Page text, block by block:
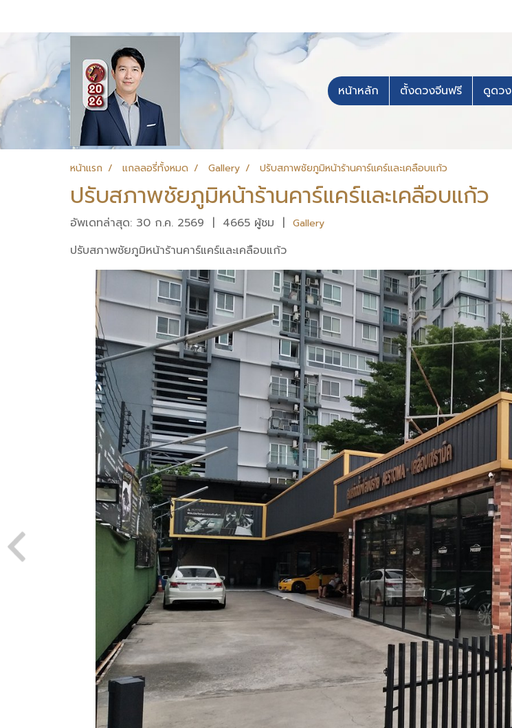
หน้าหลัก ตั้งดวงจีนฟรี ดูดวง
หน้าแรก แกลลอรี่ทั้งหมด Gallery ปรับสภาพชัยภูมิหน้าร้านคาร์แคร์และเคลือบแก้ว
ปรับสภาพชัยภูมิหน้าร้านคาร์แคร์และเคลือบแก้ว
อัพเดทล่าสุด: 30 ก.ค. 2569 | 4665 ผู้ชม | Gallery
ปรับสภาพชัยภูมิหน้าร้านคาร์แคร์และเคลือบแก้ว